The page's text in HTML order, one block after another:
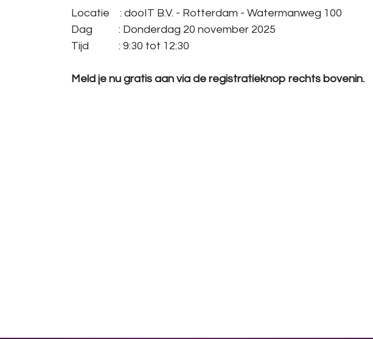
Locatie ​
​: dooIT B.V. - Rotterdam - Watermanweg 100
Dag ​ ​
​: Donderdag 20 november 2025
Tijd ​ ​
​: 9:30 tot 12:30
Meld je nu gratis aan via de registratieknop rechts bovenin.